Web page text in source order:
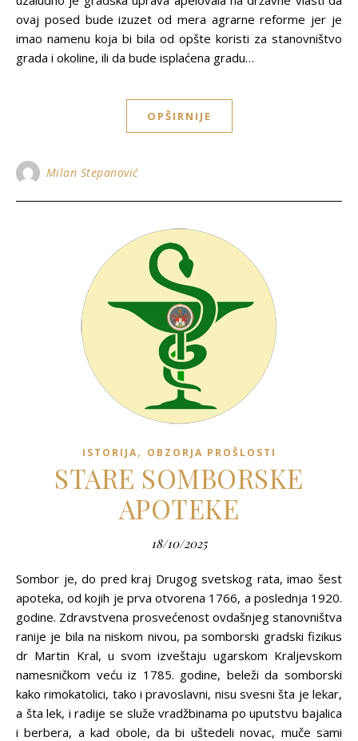
ovaj posed bude izuzet od mera agrarne reforme jer je
imao namenu koja bi bila od opšte koristi za stanovništvo
grada i okoline, ili da bude isplaćena gradu…
OPŠIRNIJE
Milan Stepanović
ISTORIJA, OBZORJA PROŠLOSTI
STARE SOMBORSKE
APOTEKE
18/10/2025
Sombor je, do pred kraj Drugog svetskog rata, imao šest
apoteka, od kojih je prva otvorena 1766, a poslednja 1920.
godine. Zdravstvena prosvećenost ovdašnjeg stanovništva
ranije je bila na niskom nivou, pa somborski gradski fizikus
dr Martin Kral, u svom izveštaju ugarskom Kraljevskom
namesničkom veću iz 1785. godine, beleži da somborski
kako rimokatolici, tako i pravoslavni, nisu svesni šta je lekar,
a šta lek, i radije se služe vradžbinama po uputstvu bajalica
i berbera, a kad obole, da bi uštedeli novac, muče sami